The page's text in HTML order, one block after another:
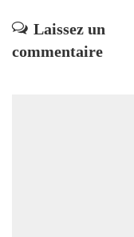
Laissez un
commentaire